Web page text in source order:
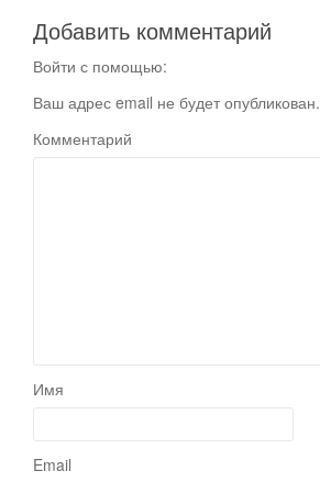
Добавить комментарий
Войти с помощью:
Ваш адрес email не будет опубликован.
Комментарий
Имя
Email